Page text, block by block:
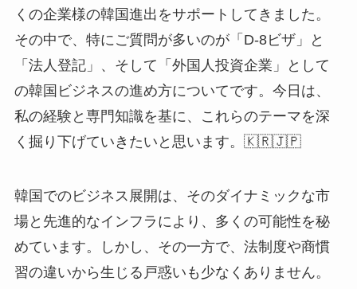
くの企業様の韓国進出をサポートしてきました。
その中で、特にご質問が多いのが「D-8ビザ」と
「法人登記」、そして「外国人投資企業」として
の韓国ビジネスの進め方についてです。今日は、
私の経験と専門知識を基に、これらのテーマを深
く掘り下げていきたいと思います。🇰🇷🇯🇵
韓国でのビジネス展開は、そのダイナミックな市
場と先進的なインフラにより、多くの可能性を秘
めています。しかし、その一方で、法制度や商慣
習の違いから生じる戸惑いも少なくありません。